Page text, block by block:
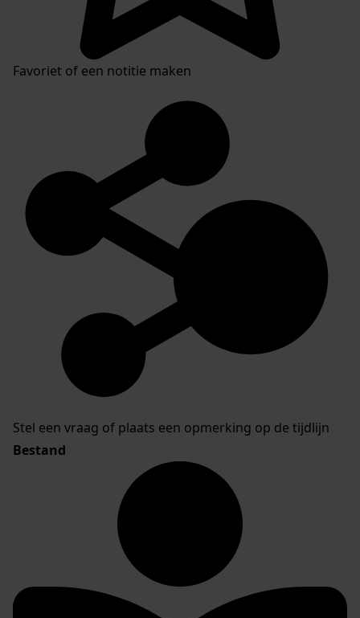
Favoriet of een notitie maken
Stel een vraag of plaats een opmerking op de tijdlijn
Bestand